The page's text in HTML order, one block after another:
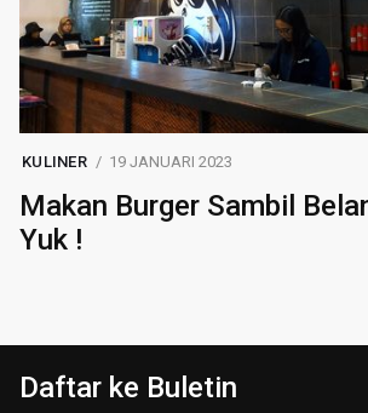
KULINER 19 JANUARI 2023
Makan Burger Sambil
Yuk !
Daftar ke Buletin